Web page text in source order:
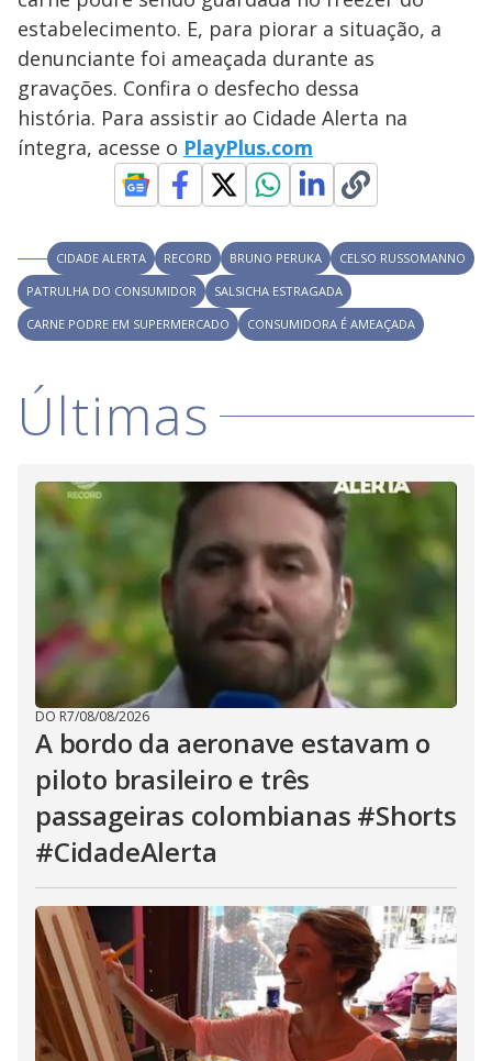
V
i
d
e
o
M
u
d
o
estabelecimento. E, para piorar a situação, a
denunciante foi ameaçada durante as
gravações. Confira o desfecho dessa
história. Para assistir ao Cidade Alerta na
íntegra, acesse o PlayPlus.com
CIDADE ALERTA RECORD BRUNO PERUKA
CELSO RUSSOMANNO
PATRULHA DO CONSUMIDOR
SALSICHA ESTRAGADA
CARNE PODRE EM SUPERMERCADO
CONSUMIDORA É AMEAÇADA
Últimas
DO R7/08/08/2026
A bordo da aeronave estavam o
piloto brasileiro e três
passageiras colombianas #Shorts
#CidadeAlerta